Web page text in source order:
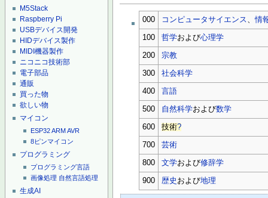
M5Stack
Raspberry Pi
USBデバイス開発
HIDデバイス製作
MIDI機器製作
ニコニコ技術部
電子部品
通販
買った物
欲しい物
マイコン
ESP32ARMAVR
8ピンマイコン
プログラミング
プログラミング言語
画像処理 自然言語処理
生成AI
000 コンピュータサイエンス、情
100 哲学および心理学
200 宗教
300 社会科学
400 言語
500 自然科学および数学
600 技術?
700 芸術
800 文学および修辞学
900 歴史 および地理